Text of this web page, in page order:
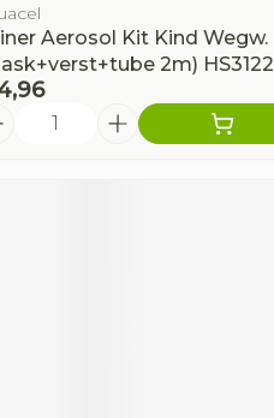
Aerosol Kit Kind Wegw.
2m) HS3122